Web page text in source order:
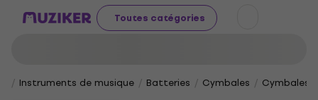
Toutes catégories
Instruments de musique Batteries Cymbales
Cymbales